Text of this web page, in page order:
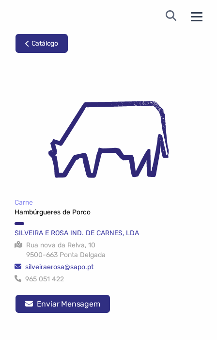
Catálogo
Carne
Hambúrgueres de Porco
SILVEIRA E ROSA IND. DE CARNES, LDA
Rua nova da Relva, 10
9500-663 Ponta Delgada
silveiraerosa@sapo.pt
965 051 422
Enviar Mensagem